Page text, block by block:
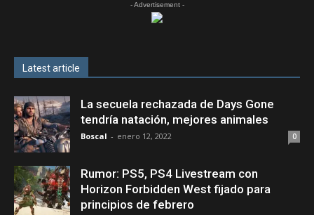
- Advertisement -
Latest article
La secuela rechazada de Days Gone
tendría natación, mejores animales
Boscal - enero 12, 2022 0
Rumor: PS5, PS4 Livestream con
Horizon Forbidden West fijado para
principios de febrero